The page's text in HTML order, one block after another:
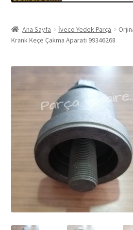
Ana Sayfa İveco Yedek Parça
Krank Keçe Çakma Aparatı 99346268